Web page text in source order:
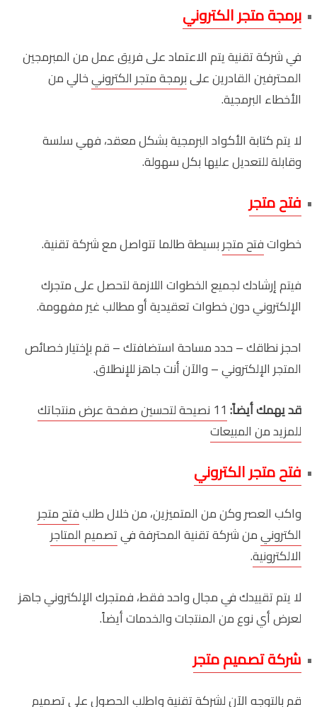
برمجة متجر الكتروني
في شركة تقنية يتم الاعتماد على فريق عمل من المبرمجين
المحترفين القادرين علىبرمجة متجر الكترونيخالي من
الأخطاء البرمجية.
لا يتم كتابة الأكواد البرمجية بشكل معقد، فهي سلسة
وقابلة للتعديل عليها بكل سهولة.
فتح متجر
خطواتفتح متجربسيطة طالما تتواصل مع شركة تقنية.
فيتم إرشادك لجميع الخطوات اللازمة لتحصل على متجرك
الإلكتروني دون خطوات تعقيدية أو مطالب غير مفهومة.
احجز نطاقك – حدد مساحة استضافتك – قم بإختيار خصائص
المتجر الإلكتروني – والآن أنت جاهز للإنطلاق.
قد يهمك أيضاً:
11 نصيحة لتحسين صفحة عرض منتجاتك
للمزيد من المبيعات
فتح متجر الكتروني
واكب العصر وكن من المتميزين، من خلال طلبفتح متجر
الكترونيمن شركة تقنية المحترفة فيتصميم المتاجر
الالكترونية.
لا يتم تقييدك في مجال واحد فقط، فمتجرك الإلكتروني جاهز
لعرض أي نوع من المنتجات والخدمات أيضاً.
شركة تصميم متجر
قم بالتوجه الآن لشركة تقنية واطلب الحصول علىتصميم